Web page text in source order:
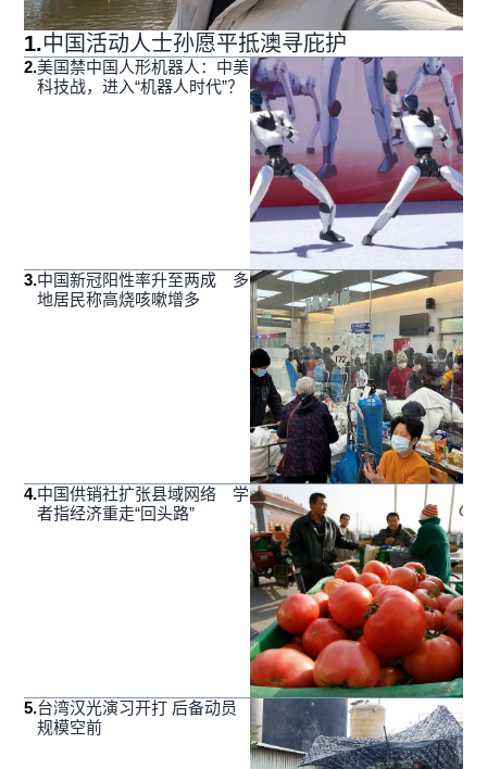
1.中国活动人士孙愿平抵澳寻庇护
2.美国禁中国人形机器人：中美
科技战，进入“机器人时代”？
3.中国新冠阳性率升至两成 多
地居民称高烧咳嗽增多
4.中国供销社扩张县域网络 学
者指经济重走“回头路”
5.台湾汉光演习开打 后备动员
规模空前